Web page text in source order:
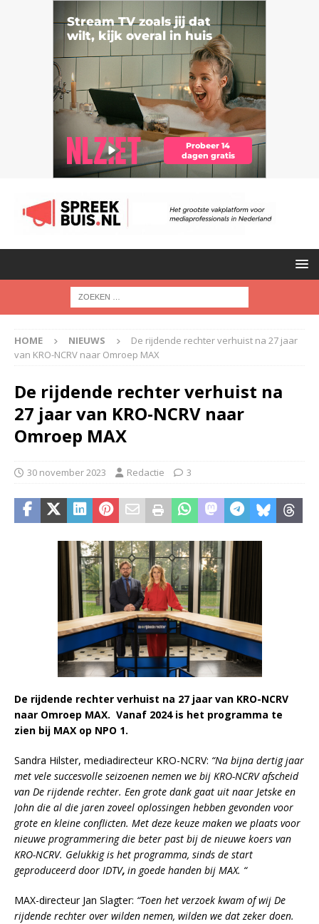
HOME NIEUWS
De rijdende rechter verhuist na 27 jaar
van KRO-NCRV naar Omroep MAX
De rijdende rechter verhuist na
27 jaar van KRO-NCRV naar
Omroep MAX
30 november 2023 Redactie 3
De rijdende rechter verhuist na 27 jaar van KRO-NCRV
naar Omroep MAX. Vanaf 2024 is het programma te
zien bij MAX op NPO 1.
Sandra Hilster, mediadirecteur KRO-NCRV: “Na bijna dertig jaar
met vele succesvolle seizoenen nemen we bij KRO-NCRV afscheid
van De rijdende rechter. Een grote dank gaat uit naar Jetske en
John die al die jaren zoveel oplossingen hebben gevonden voor
grote en kleine conflicten. Met deze keuze maken we plaats voor
nieuwe programmering die beter past bij de nieuwe koers van
KRO-NCRV. Gelukkig is het programma, sinds de start
geproduceerd door IDTV, in goede handen bij MAX. “
MAX-directeur Jan Slagter: “Toen het verzoek kwam of wij De
rijdende rechter over wilden nemen, wilden we dat zeker doen.